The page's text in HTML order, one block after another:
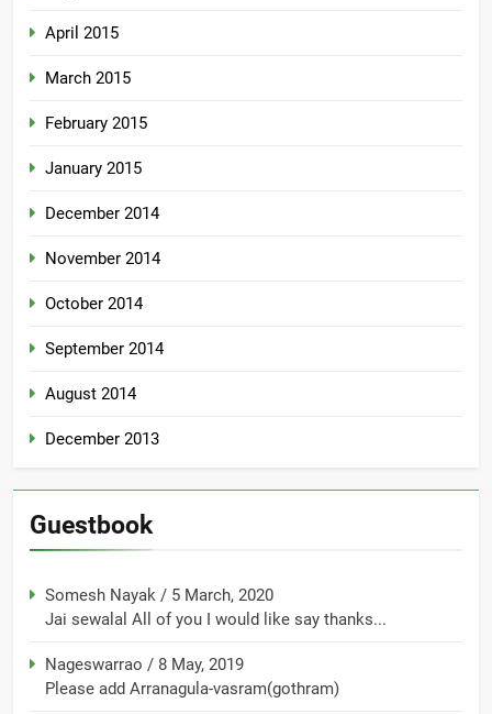
April 2015
March 2015
February 2015
January 2015
December 2014
November 2014
October 2014
September 2014
August 2014
December 2013
Guestbook
Somesh Nayak / 5 March, 2020
Jai sewalal All of you I would like say thanks...
Nageswarrao / 8 May, 2019
Please add Arranagula-vasram(gothram)